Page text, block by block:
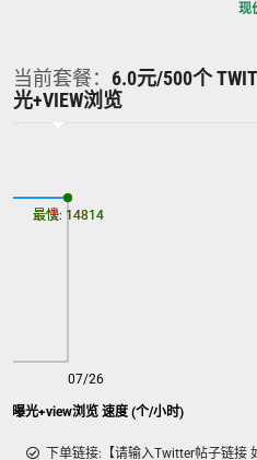
现
当前套餐： 6.0元/500个
光+VIEW浏览
Twitter 贴impression热门曝光+view浏览 速度 (个/小时)
07/26
最慢: 14814
最快: 14814
下单链接:【请输入Twitter帖子链接